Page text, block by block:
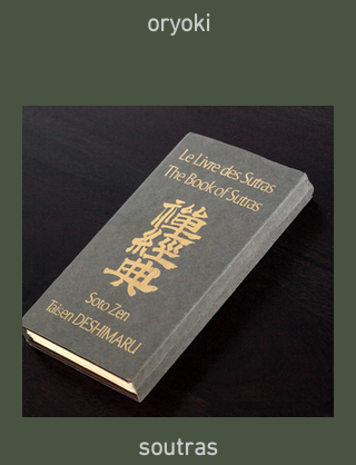
oryoki
soutras